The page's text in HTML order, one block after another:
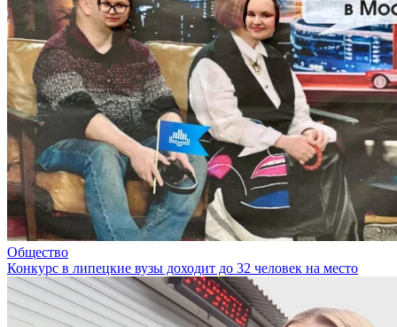
Общество
Конкурс в липецкие вузы доходит до 32 человек на место